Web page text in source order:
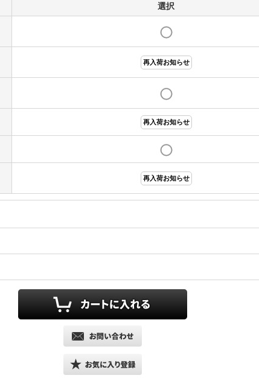
選択
再入荷お知らせ
再入荷お知らせ
再入荷お知らせ